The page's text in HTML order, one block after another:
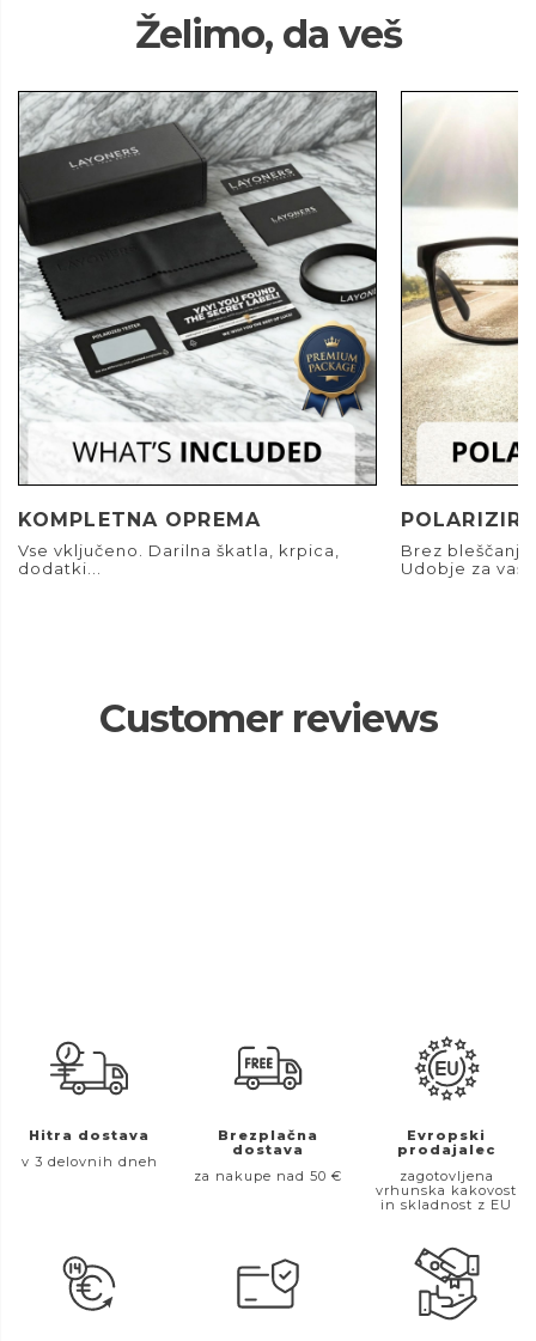
Želimo, da veš
KOMPLETNA OPREMA
Vse vključeno. Darilna škatla, krpica,
dodatki...
Brez
Udobje za
Customer reviews
Hitra dostava
v 3 delovnih dneh
Brezplačna
dostava
za nakupe nad 50 €
Evropski
prodajalec
zagotovljena
vrhunska kakovost
in skladnost z EU